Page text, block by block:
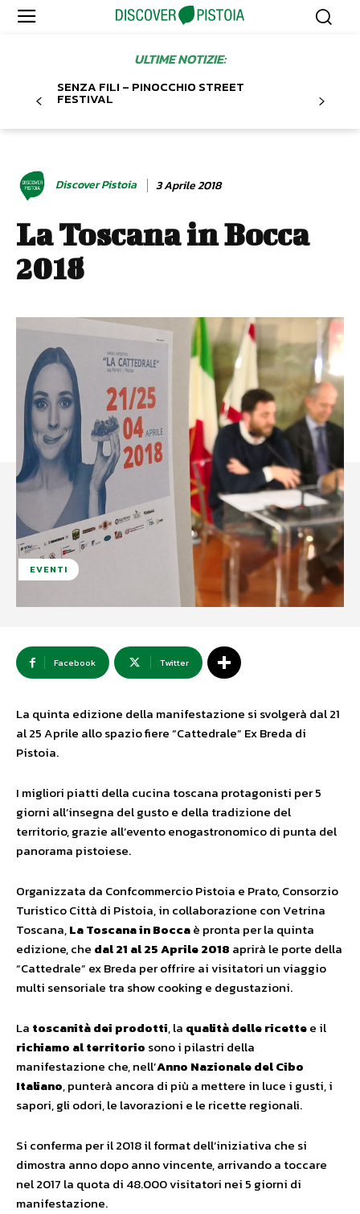
ULTIME NOTIZIE:
SENZA FILI – PINOCCHIO STREET
FESTIVAL
Discover Pistoia 3 Aprile 2018
La Toscana in Bocca
2018
EVENTI
Facebook Twitter
La quinta edizione della manifestazione si svolgerà dal 21
al 25 Aprile allo spazio fiere “Cattedrale” Ex Breda di
Pistoia.
I migliori piatti della cucina toscana protagonisti per 5
giorni all’insegna del gusto e della tradizione del
territorio, grazie all’evento enogastronomico di punta del
panorama pistoiese.
Organizzata da Confcommercio Pistoia e Prato, Consorzio
Turistico Città di Pistoia, in collaborazione con Vetrina
Toscana,La Toscana in Boccaè pronta per la quinta
edizione, che dal 21 al 25 Aprile 2018 aprirà le porte della
“Cattedrale” ex Breda per offrire ai visitatori un viaggio
multi sensoriale tra show cooking e degustazioni.
La toscanità dei prodotti, la qualità delle ricettee il
richiamo al territorio sono i pilastri della
manifestazione che, nell’Anno Nazionale del Cibo
Italiano, punterà ancora di più a mettere in luce i gusti, i
sapori, gli odori, le lavorazioni e le ricette regionali.
Si conferma per il 2018 il format dell’iniziativa che si
dimostra anno dopo anno vincente, arrivando a toccare
nel 2017 la quota di 48.000 visitatori nei 5 giorni di
manifestazione.